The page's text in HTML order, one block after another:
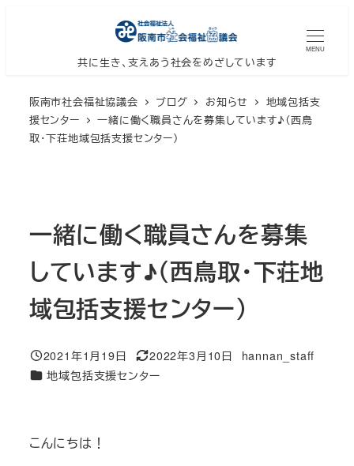
共に生き、支えあう社会をめざしています
MENU
阪南市社会福祉協議会 ブログ お知らせ
地域包括支
援センター
一緒に働く職員さんを募集しています♪（西鳥
取・下荘地域包括支援センター）
一緒に働く職員さんを募集
しています♪（西鳥取・下荘地
域包括支援センター）
投稿日
2021年1月19日
更新日
2022年3月10日
著
hannan_staff
カテゴリー
地域包括支援センター
こんにちは！